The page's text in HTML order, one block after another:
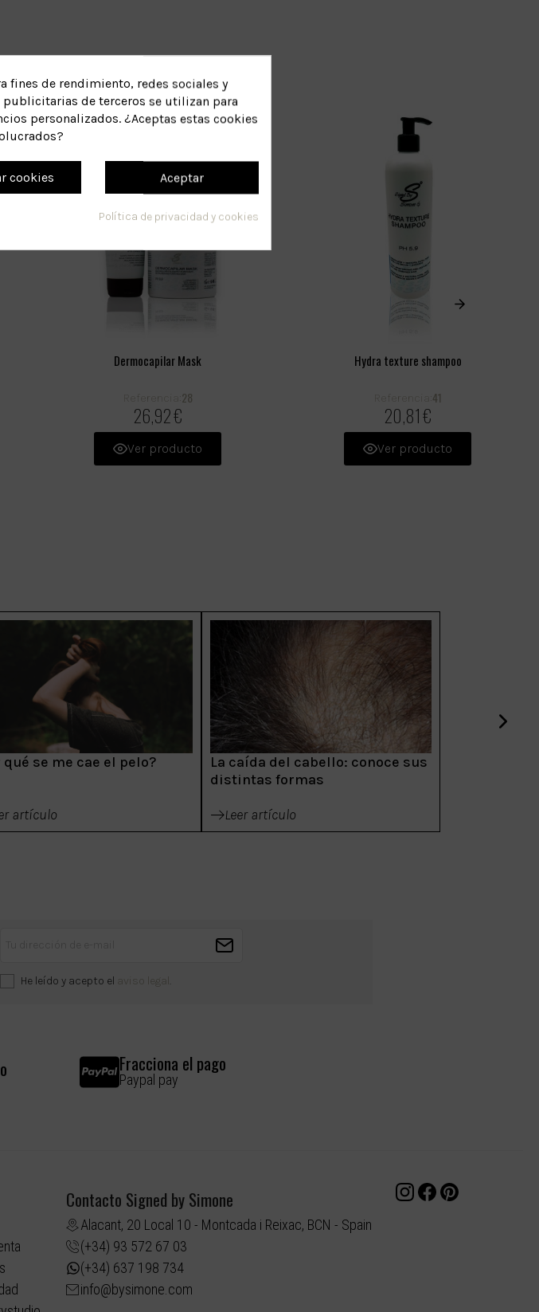
Dermocapilar Mask
Referencia: 28
26,92 €
Ver producto
Hydra texture shampoo
Referencia: 41
20,81 €
Ver producto
qué se me cae el pelo?
artículo
La caída del cabello: conoce sus
distintas formas
Leer artículo
He leído y acepto el aviso legal .
Fracciona el pago
Paypal pay
Contacto Signed by Simone
Alacant, 20 Local 10 - Montcada i Reixac, BCN - Spain
(+34) 93 572 67 03
(+34) 637 198 734
info@bysimone.com
fines de rendimiento, redes sociales y
de terceros se utilizan para
personalizados. ¿Aceptas estas cookies
Aceptar
cookies
Política de privacidad y cookies